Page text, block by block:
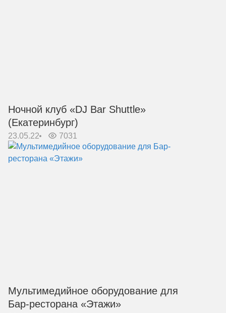
Ночной клуб «DJ Bar Shuttle»
(Екатеринбург)
23.05.22 7031
Мультимедийное оборудование для
Бар-ресторана «Этажи»